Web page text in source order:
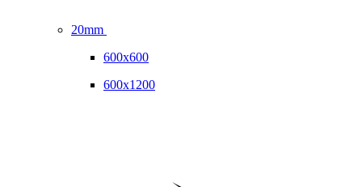
20mm
600x600
600x1200